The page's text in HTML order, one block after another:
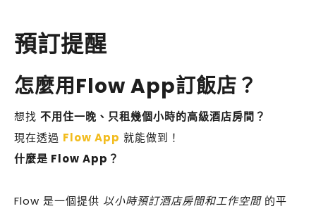
預訂提醒
怎麼用Flow App訂飯店？
想找 不用住一晚、只租幾個小時的高級酒店房間？
現在透過 Flow App 就能做到！
什麼是 Flow App？
Flow 是一個提供 以小時預訂酒店房間和工作空間的平